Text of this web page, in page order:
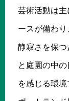
芸術活動は
ースが備わ
静寂さを保
と庭園の中
を感じる環境